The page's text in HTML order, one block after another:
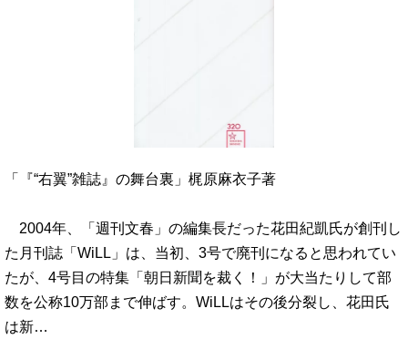
「『“右翼”雑誌』の舞台裏」梶原麻衣子著
2004年、「週刊文春」の編集長だった花田紀凱氏が創刊し
た月刊誌「WiLL」は、当初、3号で廃刊になると思われてい
たが、4号目の特集「朝日新聞を裁く！」が大当たりして部
数を公称10万部まで伸ばす。WiLLはその後分裂し、花田氏
は新…